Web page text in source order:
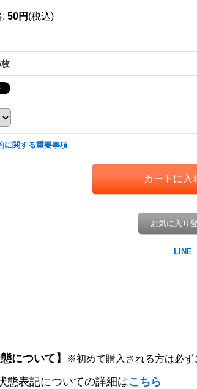
: 50円 (税込)
に関する重要事項
お気に入り
について】 ※初めて購入される方は必ず
態表記についての詳細はこちら